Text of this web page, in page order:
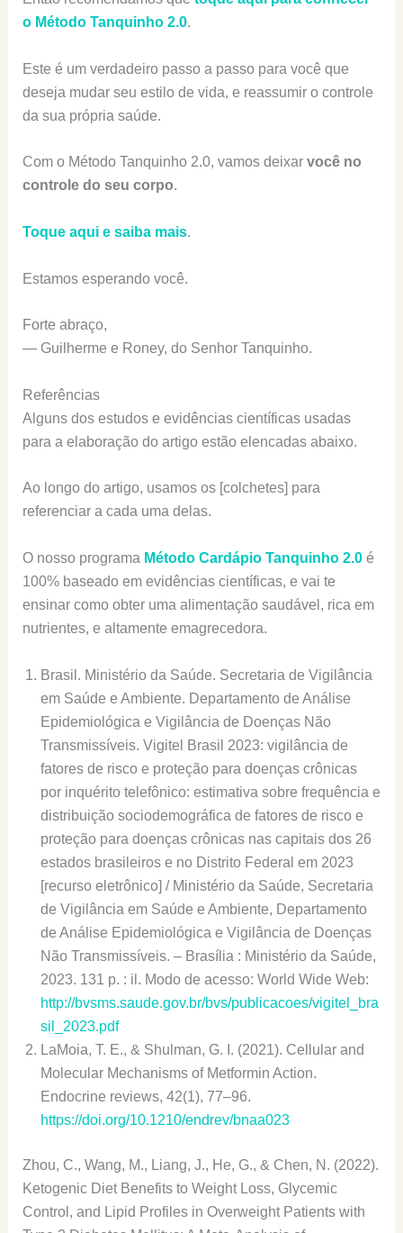
o Método Tanquinho 2.0.
Este é um verdadeiro passo a passo para você que
deseja mudar seu estilo de vida, e reassumir o controle
da sua própria saúde.
Com o Método Tanquinho 2.0, vamos deixar você no
controle do seu corpo.
Toque aqui e saiba mais.
Estamos esperando você.
Forte abraço,
— Guilherme e Roney, do Senhor Tanquinho.
Referências
Alguns dos estudos e evidências científicas usadas
para a elaboração do artigo estão elencadas abaixo.
Ao longo do artigo, usamos os [colchetes] para
referenciar a cada uma delas.
O nosso programa Método Cardápio Tanquinho 2.0é
100% baseado em evidências científicas, e vai te
ensinar como obter uma alimentação saudável, rica em
nutrientes, e altamente emagrecedora.
Brasil. Ministério da Saúde. Secretaria de Vigilância
em Saúde e Ambiente. Departamento de Análise
Epidemiológica e Vigilância de Doenças Não
Transmissíveis. Vigitel Brasil 2023: vigilância de
fatores de risco e proteção para doenças crônicas
por inquérito telefônico: estimativa sobre frequência e
distribuição sociodemográfica de fatores de risco e
proteção para doenças crônicas nas capitais dos 26
estados brasileiros e no Distrito Federal em 2023
[recurso eletrônico] / Ministério da Saúde, Secretaria
de Vigilância em Saúde e Ambiente, Departamento
de Análise Epidemiológica e Vigilância de Doenças
Não Transmissíveis. – Brasília : Ministério da Saúde,
2023. 131 p. : il. Modo de acesso: World Wide Web:
http://bvsms.saude.gov.br/bvs/publicacoes/vigitel_bra
sil_2023.pdf
LaMoia, T. E., & Shulman, G. I. (2021). Cellular and
Molecular Mechanisms of Metformin Action.
Endocrine reviews, 42(1), 77–96.
https://doi.org/10.1210/endrev/bnaa023
Zhou, C., Wang, M., Liang, J., He, G., & Chen, N. (2022).
Ketogenic Diet Benefits to Weight Loss, Glycemic
Control, and Lipid Profiles in Overweight Patients with